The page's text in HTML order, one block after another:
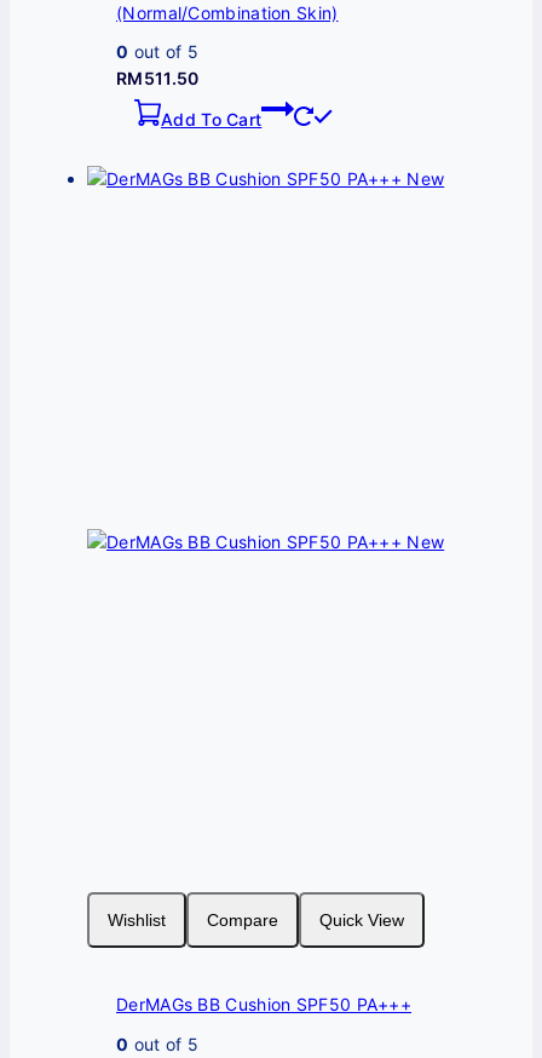
(Normal/Combination Skin)
0 out of 5
RM511.50
Add To Cart
Wishlist Compare Quick View
DerMAGs BB Cushion SPF50 PA+++
0 out of 5